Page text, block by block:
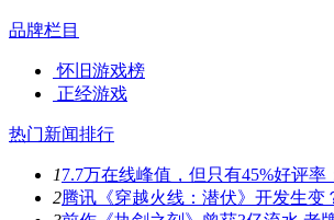
品牌栏目
怀旧游戏榜
正经游戏
热门新闻排行
17.7万在线峰值，但只有45%好评
2腾讯《穿越火线：潜伏》开发生变